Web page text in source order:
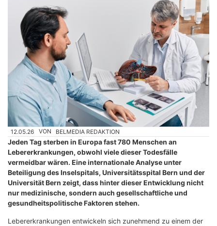
12.05.26 VON BELMEDIA REDAKTION
Jeden Tag sterben in Europa fast 780 Menschen an
Lebererkrankungen, obwohl viele dieser Todesfälle
vermeidbar wären. Eine internationale Analyse unter
Beteiligung des Inselspitals, Universitätsspital Bern und der
Universität Bern zeigt, dass hinter dieser Entwicklung nicht
nur medizinische, sondern auch gesellschaftliche und
gesundheitspolitische Faktoren stehen.
Lebererkrankungen entwickeln sich zunehmend zu einem der